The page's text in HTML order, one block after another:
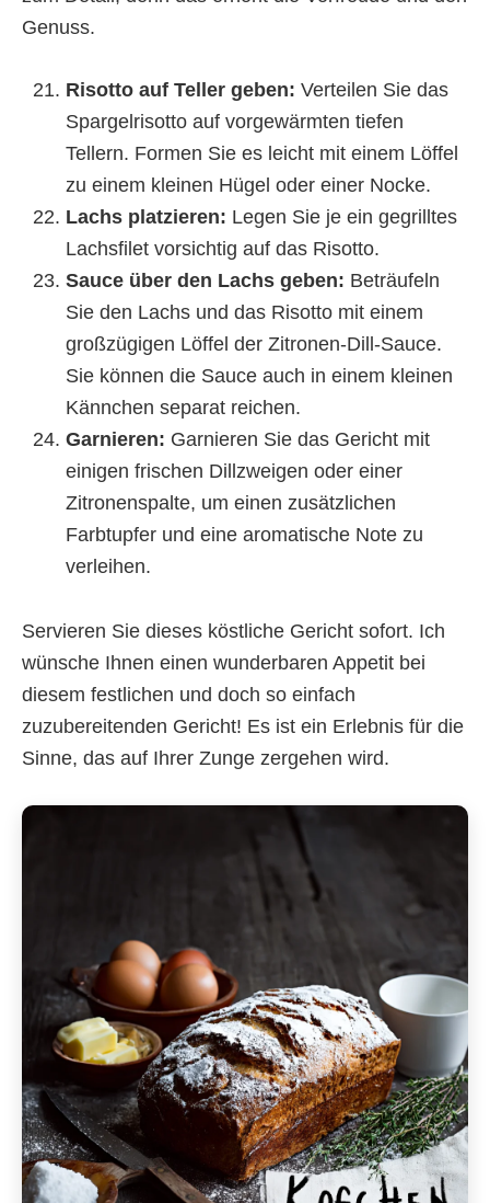
Genuss.
Risotto auf Teller geben: Verteilen Sie das
Spargelrisotto auf vorgewärmten tiefen
Tellern. Formen Sie es leicht mit einem Löffel
zu einem kleinen Hügel oder einer Nocke.
Lachs platzieren: Legen Sie je ein gegrilltes
Lachsfilet vorsichtig auf das Risotto.
Sauce über den Lachs geben: Beträufeln
Sie den Lachs und das Risotto mit einem
großzügigen Löffel der Zitronen-Dill-Sauce.
Sie können die Sauce auch in einem kleinen
Kännchen separat reichen.
Garnieren: Garnieren Sie das Gericht mit
einigen frischen Dillzweigen oder einer
Zitronenspalte, um einen zusätzlichen
Farbtupfer und eine aromatische Note zu
verleihen.
Servieren Sie dieses köstliche Gericht sofort. Ich
wünsche Ihnen einen wunderbaren Appetit bei
diesem festlichen und doch so einfach
zuzubereitenden Gericht! Es ist ein Erlebnis für die
Sinne, das auf Ihrer Zunge zergehen wird.